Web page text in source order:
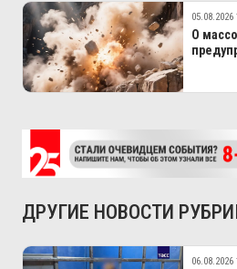
05.08.2026
О
ДРУГИЕ НОВОСТИ
06.08.2026